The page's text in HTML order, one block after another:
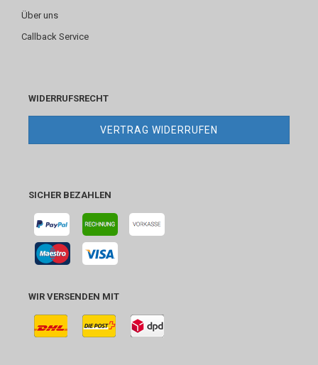
Über uns
Callback Service
WIDERRUFSRECHT
VERTRAG WIDERRUFEN
SICHER BEZAHLEN
WIR VERSENDEN MIT